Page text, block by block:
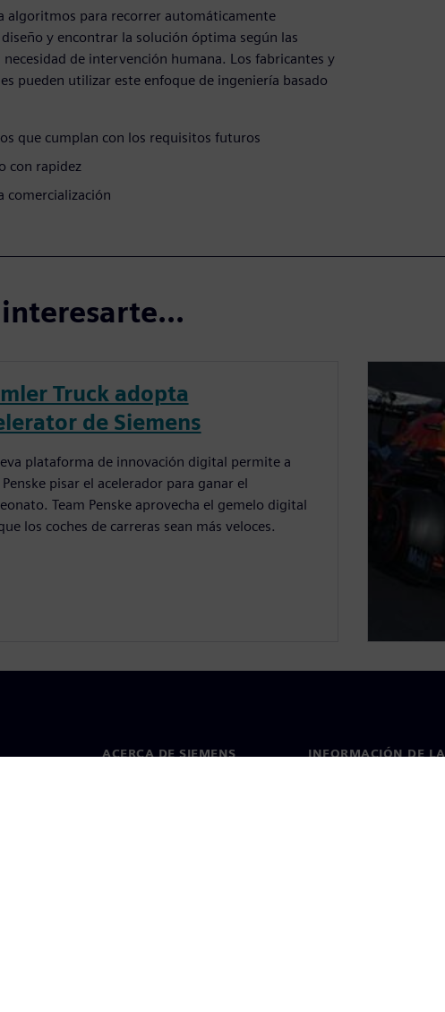
algoritmos para recorrer automáticamente
y encontrar la solución óptima según las
de intervención humana. Los fabricantes y
pueden utilizar este enfoque de ingeniería basado
que cumplan con los requisitos futuros
con rapidez
comercialización
Truck adopta
de Siemens
plataforma de innovación digital permite a
Penske pisar el acelerador para ganar el
Team Penske aprovecha el gemelo digital
los coches de carreras sean más veloces.
ACERCA DE SIEMENS
INFORMACIÓN DE LA